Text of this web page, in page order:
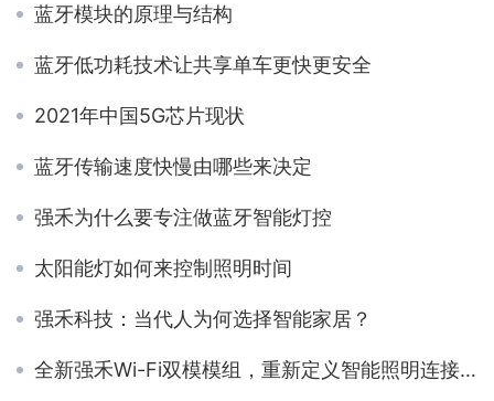
蓝牙模块的原理与结构
蓝牙低功耗技术让共享单车更快更安全
2021年中国5G芯片现状
蓝牙传输速度快慢由哪些来决定
强禾为什么要专注做蓝牙智能灯控
太阳能灯如何来控制照明时间
强禾科技：当代人为何选择智能家居？
全新强禾Wi-Fi双模模组，重新定义智能照明连接方式！